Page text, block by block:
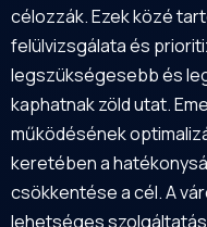
célozzák. Ezek közé
felülvizsgálata és
legszükségesebb és
kaphatnak zöld utat.
működésének
keretében a
csökkentése a cél. A
lehetséges